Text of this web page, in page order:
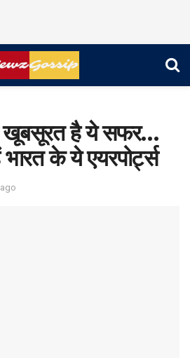
खूबसूरत है ये सफर…
के ये एयरपोर्ट्स